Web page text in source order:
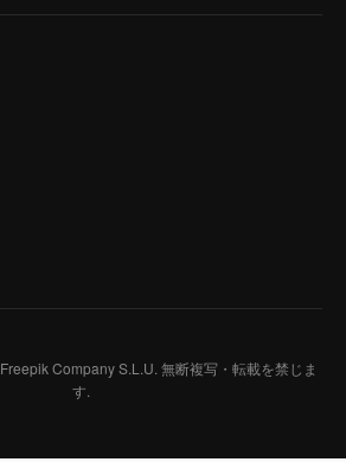
Freepik Company S.L.U. 無断複写・転載を禁じま
す.